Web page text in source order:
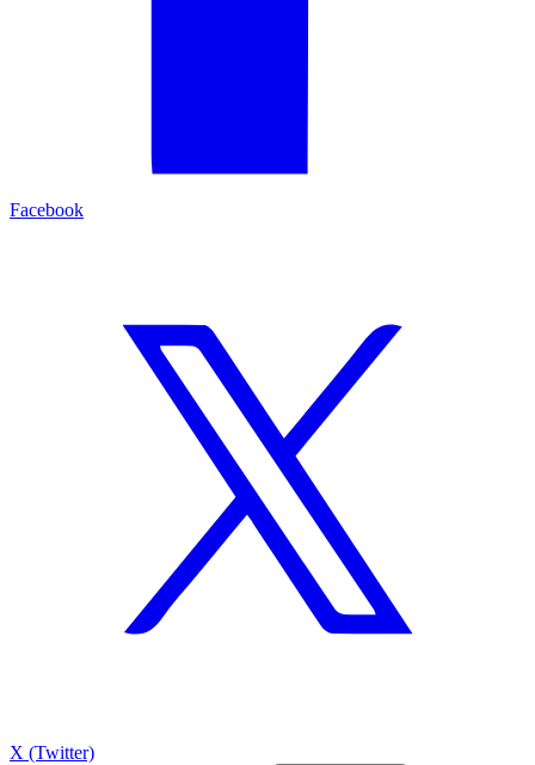
Facebook
X (Twitter)